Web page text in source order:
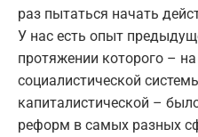
раз пытаться начать
У нас есть опыт
протяжении которого – на
социалистической
капиталистической –
реформ в самых разных